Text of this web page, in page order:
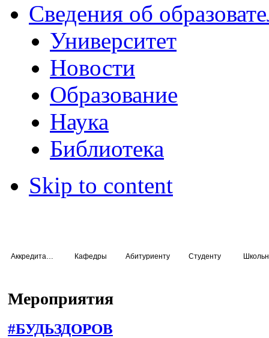
Сведения об
Университет
Новости
Образование
Наука
Библиотека
Skip to content
Кафедры Абитуриенту Студенту
Мероприятия
#БУДЬЗДОРОВ